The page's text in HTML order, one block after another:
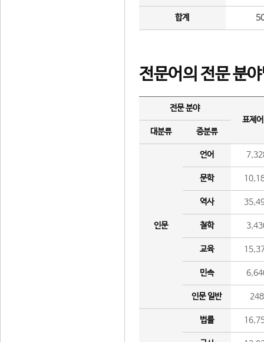
합계
전문어의 전문 분
전문 분야
표제
대분류
중분류
인문
언어
문학
역사
철학
교육
민속
인문 일반 248
법률